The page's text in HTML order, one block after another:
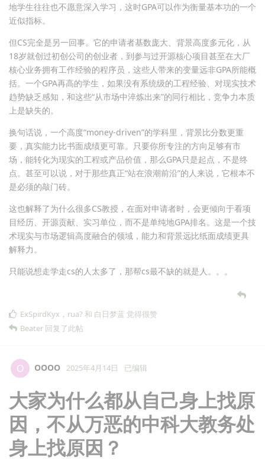
地学生往往也不愿意深入学习，这时GPA可以作为衡量基本功的一个
近似指标。
但CS完全是另一回事。它的申请者基数庞大、背景高度多元化，从
18岁就创过初创公司的创业者，到参与过开源核心项目甚至在大厂
核心业务拥有工作经验的程序员，这些人带来的变量远非GPA所能概
括。一个GPA再高的学生，如果没有系统级的工程经验、对现实技术
趋势缺乏感知，和这些“从市场中淬炼出来”的同行相比，竞争力本质
上是缺失的。
换句话说，一个高度“money-driven”的学科里，背景比分数更重
要，真实能力比书面成绩更可靠。只要你所专注的方向足够有市
场，能转化为现实的工程或产品价值，那么GPA只是起点，不是终
点。甚至可以说，对于那些真正“站在浪潮前沿”的人来说，它根本不
是必须的敲门砖。
这也解释了为什么很多CS教授，在面对申请者时，会更倾向于看项
目经历、开源贡献、实习单位，而不是单纯地GPA排名。这是一个技
术现实与市场逻辑高度融合的领域，能力和背景远比纸面成绩更具
解释力。
只能说想走学走cs的人太多了，那帮cs最不缺的就是人。。。
ExSpirdKyx ， rua? 和 白日梦蓝 觉得很赞
Beater 回复了此帖
O OOOO 2025年4月14日 已编辑
大家为什么都从自己身上找原
因，不从万恶的中科大教务处
身上找原因？